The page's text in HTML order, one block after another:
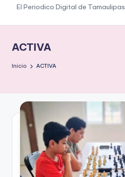
p
e
g
s
.
s
El Periodico Digital de Tamaulipas
ACTIVA
Inicio ACTIVA